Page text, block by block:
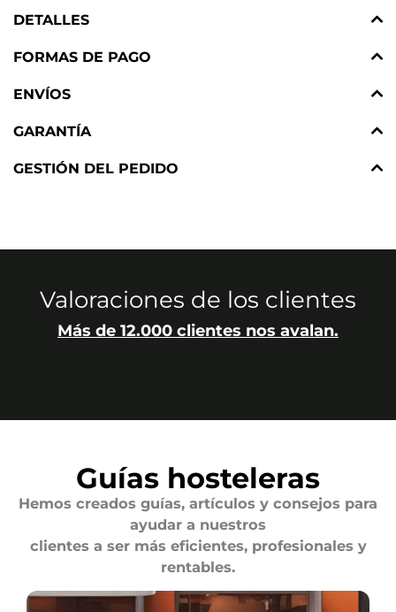
DETALLES
FORMAS DE PAGO
ENVÍOS
GARANTÍA
GESTIÓN DEL PEDIDO
Valoraciones de los clientes
Más de 12.000 clientes nos avalan.
Guías hosteleras
Hemos creados guías, artículos y consejos para
ayudar a nuestros
clientes a ser más eficientes, profesionales y
rentables.